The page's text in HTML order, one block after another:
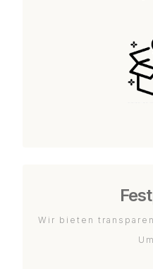
Wir bieten